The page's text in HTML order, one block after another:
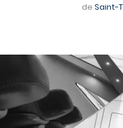
de Saint-